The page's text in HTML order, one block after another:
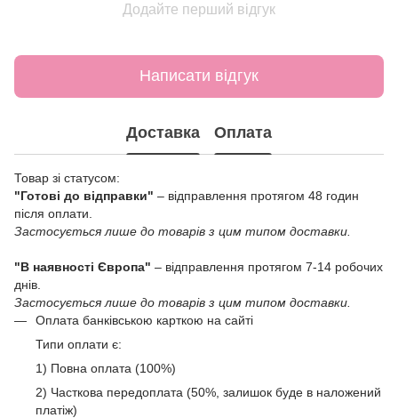
Додайте перший відгук
Написати відгук
Доставка Оплата
Товар зі статусом:
"Готові до відправки" – відправлення протягом 48 годин
після оплати.
Застосується лише до товарів з цим типом доставки.
"В наявності Європа" – відправлення протягом 7-14 робочих
днів.
Застосується лише до товарів з цим типом доставки.
Оплата банківською карткою на сайті
Типи оплати є:
1) Повна оплата (100%)
2) Часткова передоплата (50%, залишок буде в наложений
платіж)